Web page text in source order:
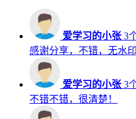
爱学习的小张 3
感谢分享，不错，无水
爱学习的小张 3
不错不错，很清楚！